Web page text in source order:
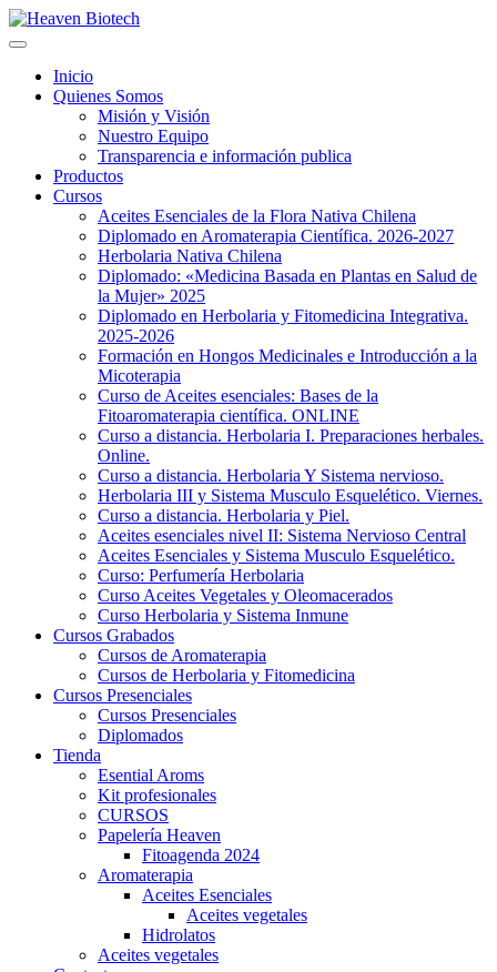
Inicio
Quienes Somos
Misión y Visión
Nuestro Equipo
Transparencia e información publica
Productos
Cursos
Aceites Esenciales de la Flora Nativa Chilena
Diplomado en Aromaterapia Científica. 2026-2027
Herbolaria Nativa Chilena
Diplomado: «Medicina Basada en Plantas en Salud de
la Mujer» 2025
Diplomado en Herbolaria y Fitomedicina Integrativa.
2025-2026
Formación en Hongos Medicinales e Introducción a la
Micoterapia
Curso de Aceites esenciales: Bases de la
Fitoaromaterapia científica. ONLINE
Curso a distancia. Herbolaria I. Preparaciones herbales.
Online.
Curso a distancia. Herbolaria Y Sistema nervioso.
Herbolaria III y Sistema Musculo Esquelético. Viernes.
Curso a distancia. Herbolaria y Piel.
Aceites esenciales nivel II: Sistema Nervioso Central
Aceites Esenciales y Sistema Musculo Esquelético.
Curso: Perfumería Herbolaria
Curso Aceites Vegetales y Oleomacerados
Curso Herbolaria y Sistema Inmune
Cursos Grabados
Cursos de Aromaterapia
Cursos de Herbolaria y Fitomedicina
Cursos Presenciales
Cursos Presenciales
Diplomados
Tienda
Esential Aroms
Kit profesionales
CURSOS
Papelería Heaven
Fitoagenda 2024
Aromaterapia
Aceites Esenciales
Aceites vegetales
Hidrolatos
Aceites vegetales